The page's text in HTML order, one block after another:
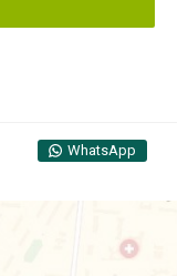
WhatsApp